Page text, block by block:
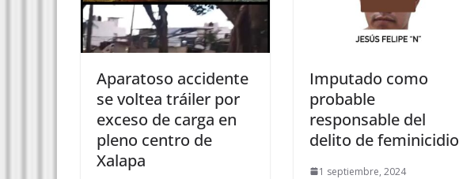
Aparatoso accidente
se voltea tráiler por
exceso de carga en
pleno centro de
Xalapa
Imputado como
probable
responsable del
delito de feminicidio
1 septiembre, 2024